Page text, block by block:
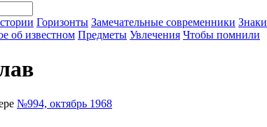
Горизонты Замечательные современники Знаки
об известном Предметы Увлечения Чтобы помнили
№994, октябрь 1968